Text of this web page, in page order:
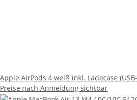
Apple AirPods 4 weiß inkl. Ladecase
Preise nach Anmeldung sichtbar